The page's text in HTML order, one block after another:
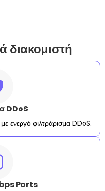
διακομιστή
DDoS
ενεργό φιλτράρισμα DDoS.
Ports